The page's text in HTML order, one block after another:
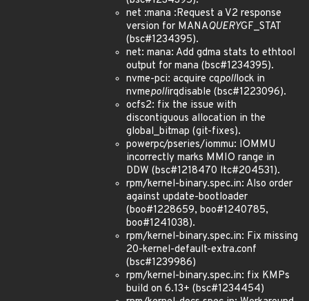
net :mana :Request a V2 response
version for MANAQUERYGF_STAT
(bsc#1234395).
net: mana: Add gdma stats to ethtool
output for mana (bsc#1234395).
nvme-pci: acquire cqpolllock in
nvmepollirqdisable (bsc#1223096).
ocfs2: fix the issue with
discontiguous allocation in the
global_bitmap (git-fixes).
powerpc/pseries/iommu: IOMMU
incorrectly marks MMIO range in
DDW (bsc#1218470 ltc#204531).
rpm/kernel-binary.spec.in: Also order
against update-bootloader
(boo#1228659, boo#1240785,
boo#1241038).
rpm/kernel-binary.spec.in: Fix missing
20-kernel-default-extra.conf
(bsc#1239986)
rpm/kernel-binary.spec.in: fix KMPs
build on 6.13+ (bsc#1234454)